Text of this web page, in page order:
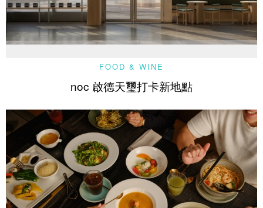
FOOD & WINE
noc 啟德天璽打卡新地點